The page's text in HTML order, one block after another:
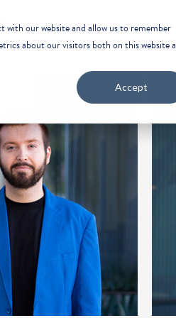
with our website and allow us to remember
about our visitors both on this website
Accept